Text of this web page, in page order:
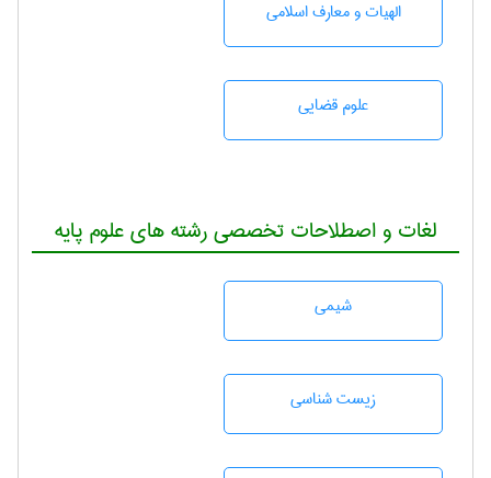
الهیات و معارف اسلامی
علوم قضایی
لغات و اصطلاحات تخصصی رشته های علوم پایه
شيمی
زيست شناسی